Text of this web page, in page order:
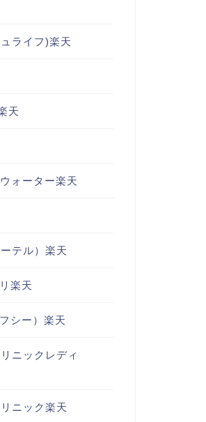
ライフ)楽天
天
ォーター楽天
テル）楽天
楽天
シー）楽天
ニックレディ
ニック楽天